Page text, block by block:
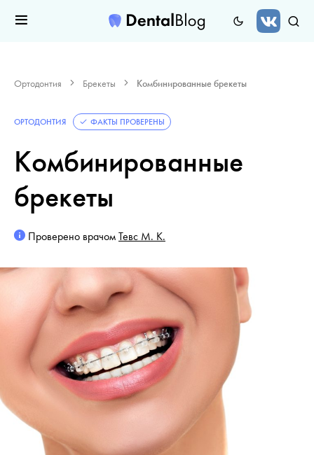
Ортодонтия Брекеты Комбинированные брекеты
ОРТОДОНТИЯ ФАКТЫ ПРОВЕРЕНЫ
Комбинированные
брекеты
Проверено врачомТевс М. К.